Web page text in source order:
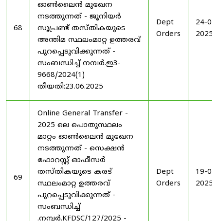
68
ഓൺലൈൻ മുഖേന
നടത്തുന്നത് - ജൂനിയർ
സൂപ്രണ്ട് തസ്തികയുടെ
അന്തിമ സ്ഥലംമാറ്റ ഉത്തരവ്
പുറപ്പെടുവിക്കുന്നത് -
സംബന്ധിച്ച് നമ്പർ.ഇ3-
9668/2024(1)
തീയതി:23.06.2025
Dept
Orders
24-
2025
69
Online General Transfer -
2025 ലെ പൊതുസ്ഥലം
മാറ്റം ഓൺലൈൻ മുഖേന
നടത്തുന്നത് - സെക്ഷൻ
ഫോറസ്റ്റ് ഓഫീസർ
തസ്തികയുടെ കരട്
സ്ഥലംമാറ്റ ഉത്തരവ്
പുറപ്പെടുവിക്കുന്നത് -
സംബന്ധിച്ച്
.നമ്പർ.KFDSC/127/2025 -
Dept
Orders
19-
2025